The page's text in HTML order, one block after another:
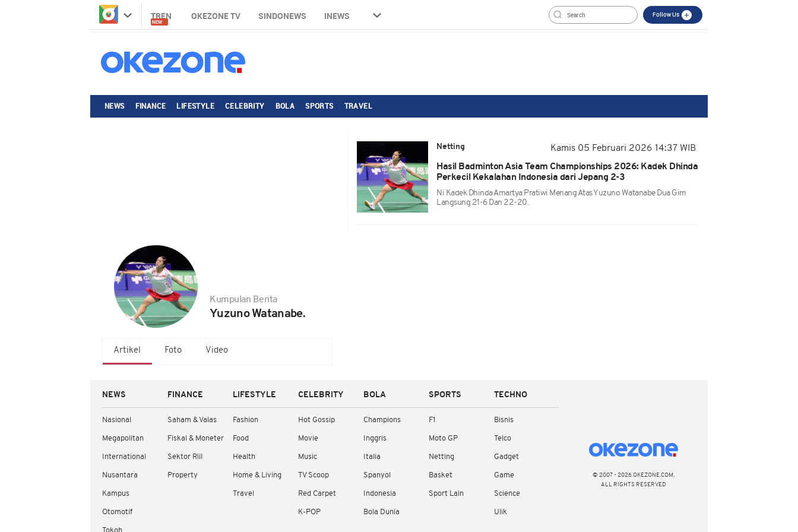
TREN
NEW
OKEZONE TV SINDONEWS INEWS Follow Us
NEWS FINANCE LIFESTYLE CELEBRITY BOLA SPORTS TRAVEL
Kumpulan Berita
Yuzuno Watanabe.
Artikel Foto Video
Netting
Kamis 05 Februari 2026 14:37 WIB
Hasil Badminton Asia Team Championships 2026: Kadek Dhinda
Perkecil Kekalahan Indonesia dari Jepang 2-3
Ni Kadek Dhinda Amartya Pratiwi Menang Atas Yuzuno Watanabe Dua Gim
Langsung 21-6 Dan 22-20.
NEWS
Nasional
Megapolitan
International
Nusantara
Kampus
Otomotif
FINANCE
Saham & Valas
Fiskal & Moneter
Sektor Riil
Property
LIFESTYLE
Fashion
Food
Health
Home & Living
Travel
CELEBRITY
Hot Gossip
Movie
Music
TV Scoop
Red Carpet
K-POP
BOLA
Champions
Inggris
Italia
Spanyol
Indonesia
Bola Dunia
SPORTS
F1
Moto GP
Netting
Basket
Sport Lain
TECHNO
Bisnis
Telco
Gadget
Game
Science
Ulik
© 2007 - 2026 OKEZONE.COM,
ALL RIGHTS RESERVED